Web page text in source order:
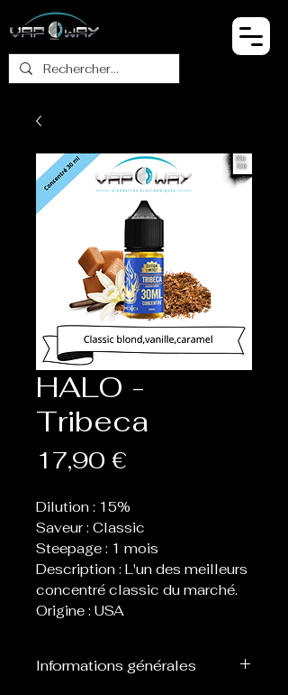
HALO -
Tribeca
17,90 €
Dilution : 15%
Saveur : Classic
Steepage : 1 mois
Description : L'un des meilleurs
concentré classic du marché.
Origine : USA
Informations générales